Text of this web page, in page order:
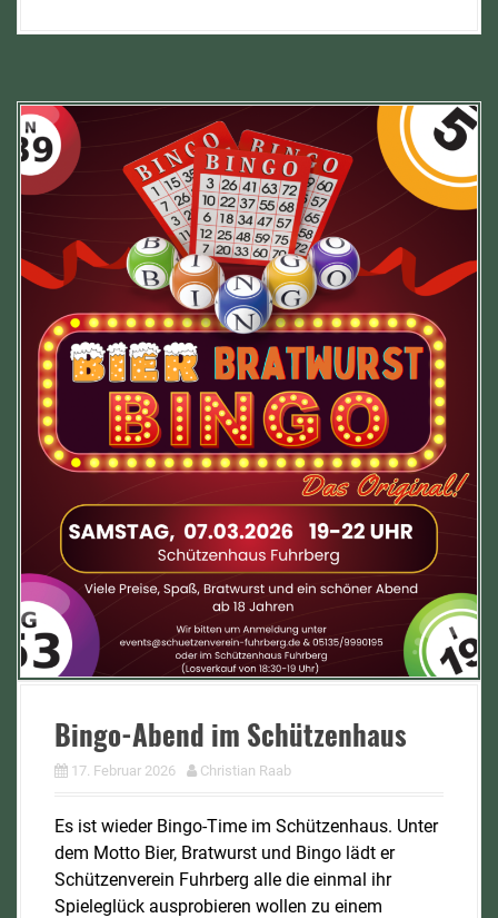
Bingo-Abend im Schützenhaus
17. Februar 2026 Christian Raab
Es ist wieder Bingo-Time im Schützenhaus. Unter
dem Motto Bier, Bratwurst und Bingo lädt er
Schützenverein Fuhrberg alle die einmal ihr
Spieleglück ausprobieren wollen zu einem